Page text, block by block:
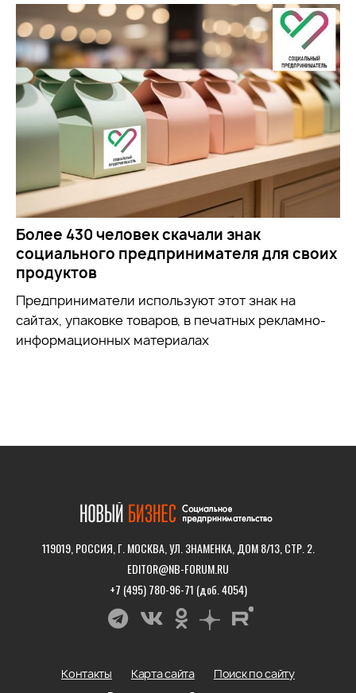
Более 430 человек скачали знак
социального предпринимателя для своих
продуктов
Предприниматели используют этот знак на
сайтах, упаковке товаров, в печатных рекламно-
информационных материалах
119019, РОССИЯ, Г. МОСКВА, УЛ. ЗНАМЕНКА, ДОМ 8/13, СТР. 2.
EDITOR@NB-FORUM.RU
+7 (495) 780-96-71 (доб. 4054)
Контакты Карта сайта
Поиск по сайту